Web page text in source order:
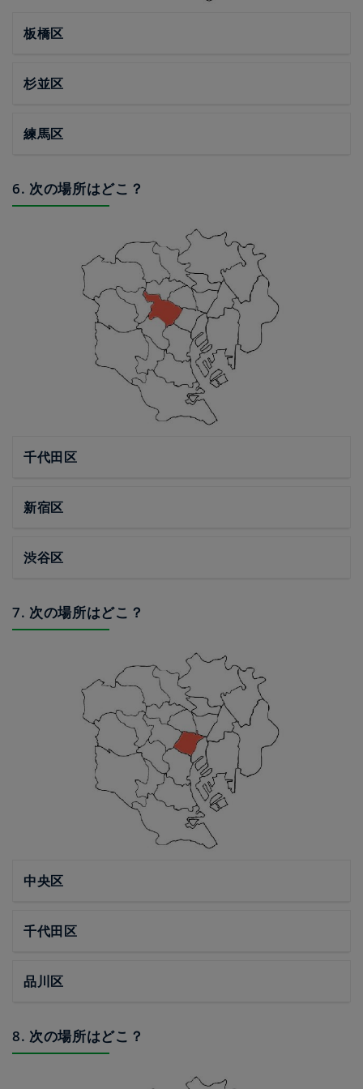
板橋区
杉並区
練馬区
6. 次の場所はどこ？
千代田区
新宿区
渋谷区
7. 次の場所はどこ？
中央区
千代田区
品川区
8. 次の場所はどこ？